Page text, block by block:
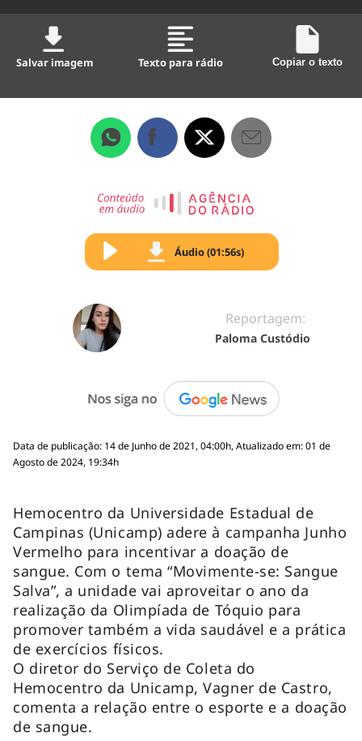
Salvar imagem Texto para rádio Copiar o texto
Áudio (01:56s)
Reportagem:
Paloma Custódio
Data de publicação: 14 de Junho de 2021, 04:00h, Atualizado em: 01 de
Agosto de 2024, 19:34h
Hemocentro da Universidade Estadual de
Campinas (Unicamp) adere à campanha Junho
Vermelho para incentivar a doação de
sangue. Com o tema “Movimente-se: Sangue
Salva”, a unidade vai aproveitar o ano da
realização da Olimpíada de Tóquio para
promover também a vida saudável e a prática
de exercícios físicos.
O diretor do Serviço de Coleta do
Hemocentro da Unicamp, Vagner de Castro,
comenta a relação entre o esporte e a doação
de sangue.